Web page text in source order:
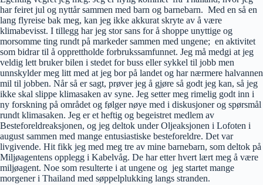
har feiret jul og nyttår sammen med barn og barnebarn. Med en så en
lang flyreise bak meg, kan jeg ikke akkurat skryte av å være
klimabevisst. I tillegg har jeg stor sans for å shoppe unyttige og
morsomme ting rundt på markeder sammen med ungene; en aktivitet
som bidrar til å opprettholde forbrukssamfunnet. Jeg må medgi at jeg
veldig lett bruker bilen i stedet for buss eller sykkel til jobb men
unnskylder meg litt med at jeg bor på landet og har nærmere halvannen
mil til jobben. Når så er sagt, prøver jeg å gjøre så godt jeg kan, så jeg
ikke skal slippe klimasaken av syne. Jeg setter meg rimelig godt inn i
ny forskning på området og følger nøye med i diskusjoner og spørsmål
rundt klimasaken. Jeg er et heftig og begeistret medlem av
Besteforeldreaksjonen, og jeg deltok under Oljeaksjonen i Lofoten i
august sammen med mange entusiastiske besteforeldre. Det var
livgivende. Hit fikk jeg med meg tre av mine barnebarn, som deltok på
Miljøagentens opplegg i Kabelvåg. De har etter hvert lært meg å være
miljøagent. Noe som resulterte i at ungene og jeg startet mange
morgener i Thailand med søppelplukking langs stranden.